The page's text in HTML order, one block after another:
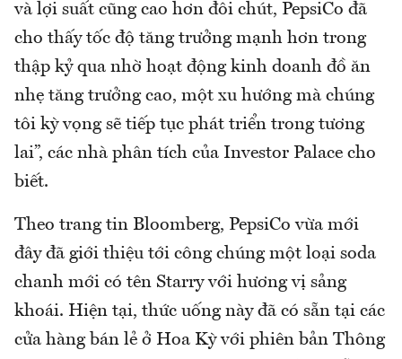
và lợi suất cũng cao hơn đôi chút, PepsiCo đã
cho thấy tốc độ tăng trưởng mạnh hơn trong
thập kỷ qua nhờ hoạt động kinh doanh đồ ăn
nhẹ tăng trưởng cao, một xu hướng mà chúng
tôi kỳ vọng sẽ tiếp tục phát triển trong tương
lai”, các nhà phân tích của Investor Palace cho
biết.
Theo trang tin Bloomberg, PepsiCo vừa mới
đây đã giới thiệu tới công chúng một loại soda
chanh mới có tên Starry với hương vị sảng
khoái. Hiện tại, thức uống này đã có sẵn tại các
cửa hàng bán lẻ ở Hoa Kỳ với phiên bản Thông